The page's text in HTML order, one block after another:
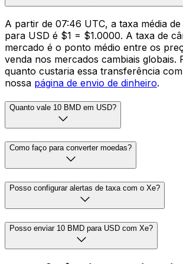
A partir de 07:46 UTC, a taxa média
para USD é $1 = $1.0000. A taxa de
mercado é o ponto médio entre os
venda nos mercados cambiais globais.
quanto custaria essa transferência
nossa página de envio de dinheiro.
Quanto vale 10 BMD em USD?
Como faço para converter moedas?
Posso configurar alertas de taxa com o Xe?
Posso enviar 10 BMD para USD com Xe?